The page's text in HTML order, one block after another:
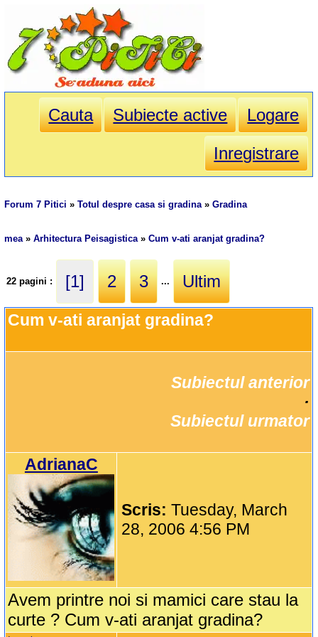
Cauta Subiecte active
Logare
Inregistrare
Forum 7 Pitici »Totul despre casa si gradina»Gradina
mea»Arhitectura Peisagistica»Cum v-ati aranjat gradina?
22 pagini : [1] 2 3 ... Ultim
Cum v-ati aranjat gradina?
Subiectul anterior
Subiectul urmator
AdrianaC
Scris:Tuesday, March
28, 2006 4:56 PM
Avem printre noi si mamici care stau la
curte ? Cum v-ati aranjat gradina?